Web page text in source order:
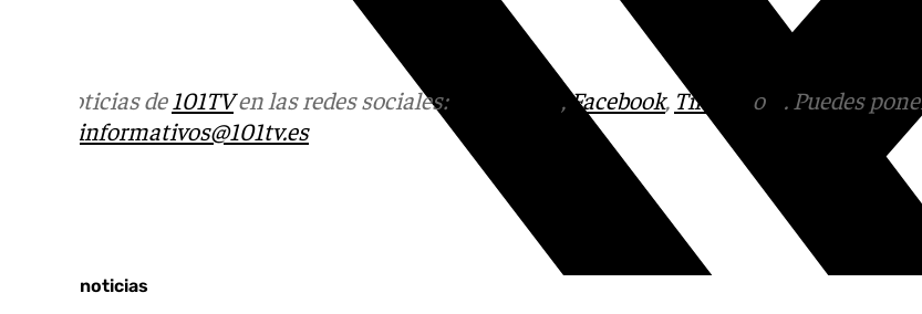
Más noticias de101TVen las redes sociales: ,Facebook, Tik Tok o
. Puedes
informativos@101tv.es
Últimas noticias